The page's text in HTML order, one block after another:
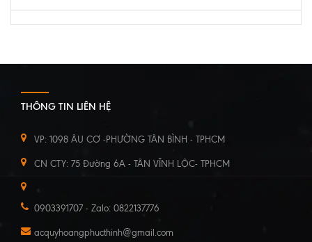
THÔNG TIN LIÊN HỆ
VP: 1098 ÂU CƠ -PHƯỜNG TÂN BÌNH - TPHCM
CN CTY: 75 Đường 6A - TÂN VĨNH LỘC- TPHCM
0903391707 - Zalo: 0822137776
acquyhoangphucthinh@gmail.com